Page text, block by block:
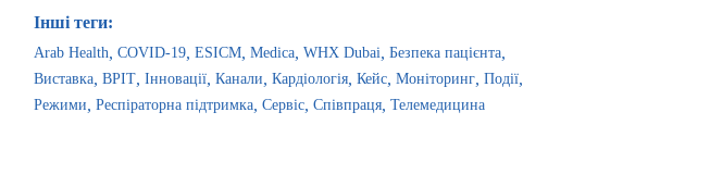
Інші теги:
Arab Health COVID-19 ESICM Medica WHX Dubai Безпека пацієнта
Виставка ВРІТ Інновації Канали Кардіологія Кейс Моніторинг Події
Режими Респіраторна підтримка Сервіс Співпраця Телемедицина